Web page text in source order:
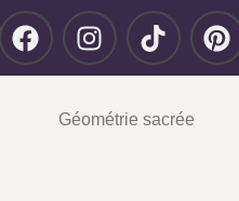
Géométrie sacrée